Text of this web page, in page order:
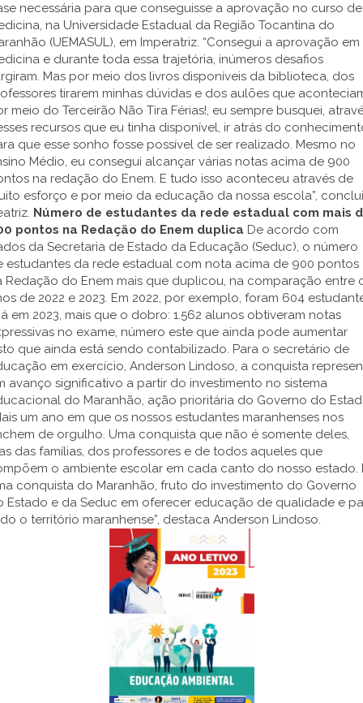
necessária para que conseguisse a aprovação no curso de
na Universidade Estadual da Região Tocantina do
(UEMASUL), em Imperatriz. “Consegui a aprovação em
e durante toda essa trajetória, inúmeros desafios
Mas por meio dos livros disponíveis da biblioteca, dos
tirarem minhas dúvidas e dos aulões que
meio do Terceirão Não Tira Férias!, eu sempre busquei,
recursos que eu tinha disponível, ir atrás do
que esse sonho fosse possível de ser realizado. Mesmo no
Médio, eu consegui alcançar várias notas acima de 900
na redação do Enem. E tudo isso aconteceu através de
esforço e por meio da educação da nossa escola”, conclui
Número de estudantes da rede estadual com mais
pontos na Redação do Enem duplica De acordo com
da Secretaria de Estado da Educação (Seduc), o número
estudantes da rede estadual com nota acima de 900 pontos
Redação do Enem mais que duplicou, na comparação entre
de 2022 e 2023. Em 2022, por exemplo, foram 604
em 2023, mais que o dobro: 1.562 alunos obtiveram notas
no exame, número este que ainda pode aumentar
que ainda está sendo contabilizado. Para o secretário de
em exercício, Anderson Lindoso, a conquista
avanço significativo a partir do investimento no sistema
do Maranhão, ação prioritária do Governo do
um ano em que os nossos estudantes maranhenses nos
de orgulho. Uma conquista que não é somente deles,
das famílias, dos professores e de todos aqueles que
o ambiente escolar em cada canto do nosso estado.
conquista do Maranhão, fruto do investimento do Governo
Estado e da Seduc em oferecer educação de qualidade e
o território maranhense”, destaca Anderson Lindoso.